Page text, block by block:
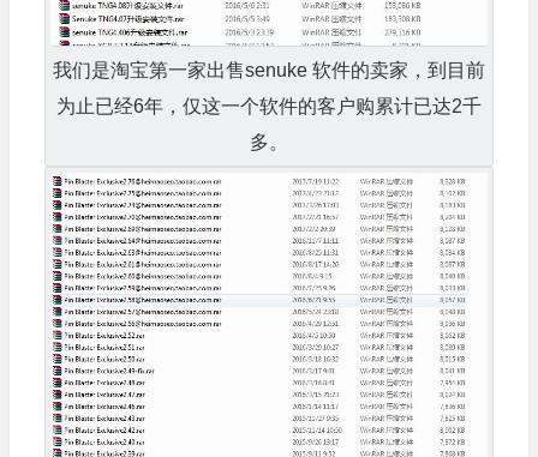
我们是淘宝第一家出售senuke 软件的卖家，到目前
为止已经6年，仅这一个软件的客户购累计已达2千
多。